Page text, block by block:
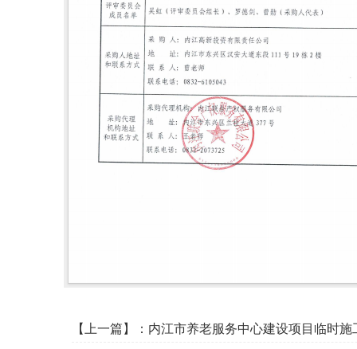
【上一篇】： 内江市养老服务中心建设项目临时